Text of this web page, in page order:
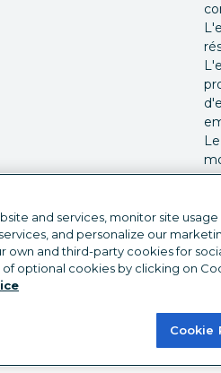
Préférences en
and services, monitor site
and personalize our
own and third-party cookies for
optional cookies by clicking on
Cookie